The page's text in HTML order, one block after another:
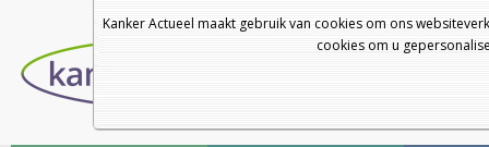
Kanker Actueel maakt gebruik van cookies om ons
cookies om u